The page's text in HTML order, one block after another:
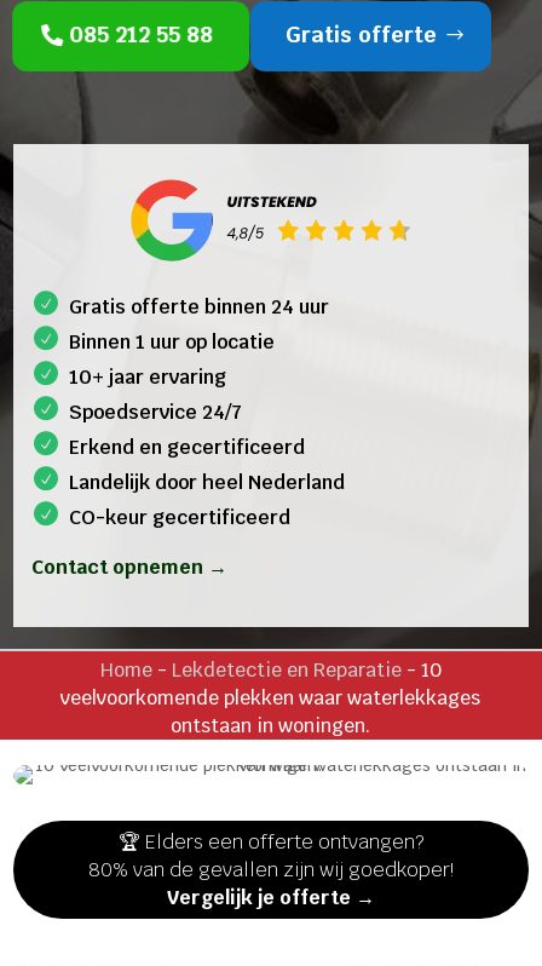
085 212 55 88 Gratis offerte
Gratis offerte binnen 24 uur
Binnen 1 uur op locatie
10+ jaar ervaring
Spoedservice 24/7
Erkend en gecertificeerd
Landelijk door heel Nederland
CO-keur gecertificeerd
Contact opnemen →
Home- Lekdetectie en Reparatie- 10
veelvoorkomende plekken waar waterlekkages
ontstaan in woningen.
🏆 Elders een offerte ontvangen?
80% van de gevallen zijn wij goedkoper!
Vergelijk je offerte →